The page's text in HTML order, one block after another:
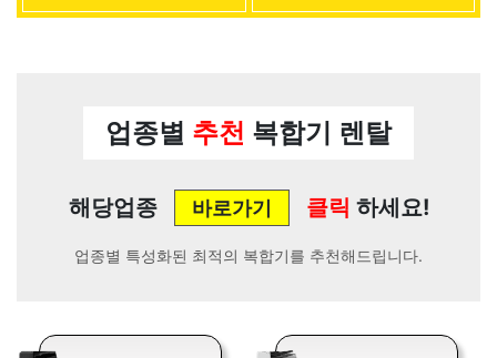
업종별 추천 복합기 렌탈
해당업종 바로가기 클릭 하세요!
업종별 특성화된 최적의 복합기를 추천해드립니다.